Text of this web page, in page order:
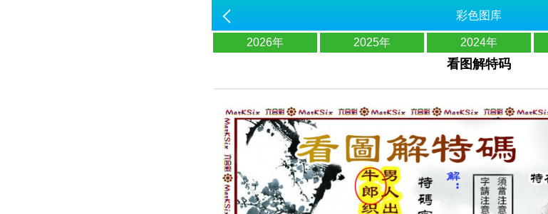
彩色图库
2026年 2025年 2024年
看图解特码